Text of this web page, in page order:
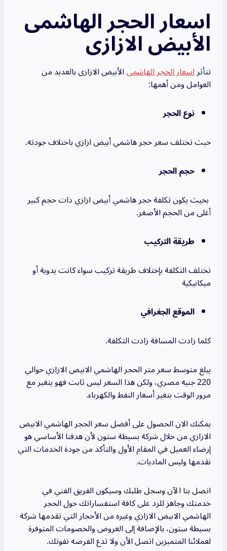
اسعار الحجر الهاشمى
الأبيض الازازى
تتأثراسعار الحجر الهاشمىالأبيض الازازى بالعديد من
العوامل ومن أهمها:
نوع الحجر
حيث تختلف سعر حجر هاشمي أبيض ازازي باختلاف جودته.
حجم الحجر
بحيث يكون تكلفة حجر هاشمي أبيض ازازي ذات حجم كبير
أغلى من الحجم الأصغر.
طريقة التركيب
تختلف التكلفة بإختلاف طريقة تركيب سواء كانت يدوية أو
ميكانيكية
الموقع الجغرافي
كلما زادت المسافة زادت التكلفة.
يبلغ متوسط سعر متر الحجر الهاشمي الابيض الازازي حوالي
220 جنيه مصري، ولكن هذا السعر ليس ثابت فهو يتغير مع
مرور الوقت بتغير أسعار النفط والكهرباء.
يمكنك الان الحصول على أفضل سعر الحجر الهاشمي الابيض
الازازي من خلال شركة بسيطة ستون لأن هدفنا الأساسي هو
إرضاء العميل في المقام الأول والتأكد من جودة الخدمات التي
نقدمها وليس الماديات.
اتصل بنا الآن وسجل طلبك وسيكون الفريق الفني في
خدمتك وجاهز للرد على كافة استفساراتك حول الحجر
الهاشمي الابيض الازازي وغيره من الأحجار التي تقدمها شركة
بسيطة ستون، بالإضافة إلى العروض والخصومات المتوفرة
لعملائنا المتميزين اتصل الأن ولا تدع الفرصه تفوتك.